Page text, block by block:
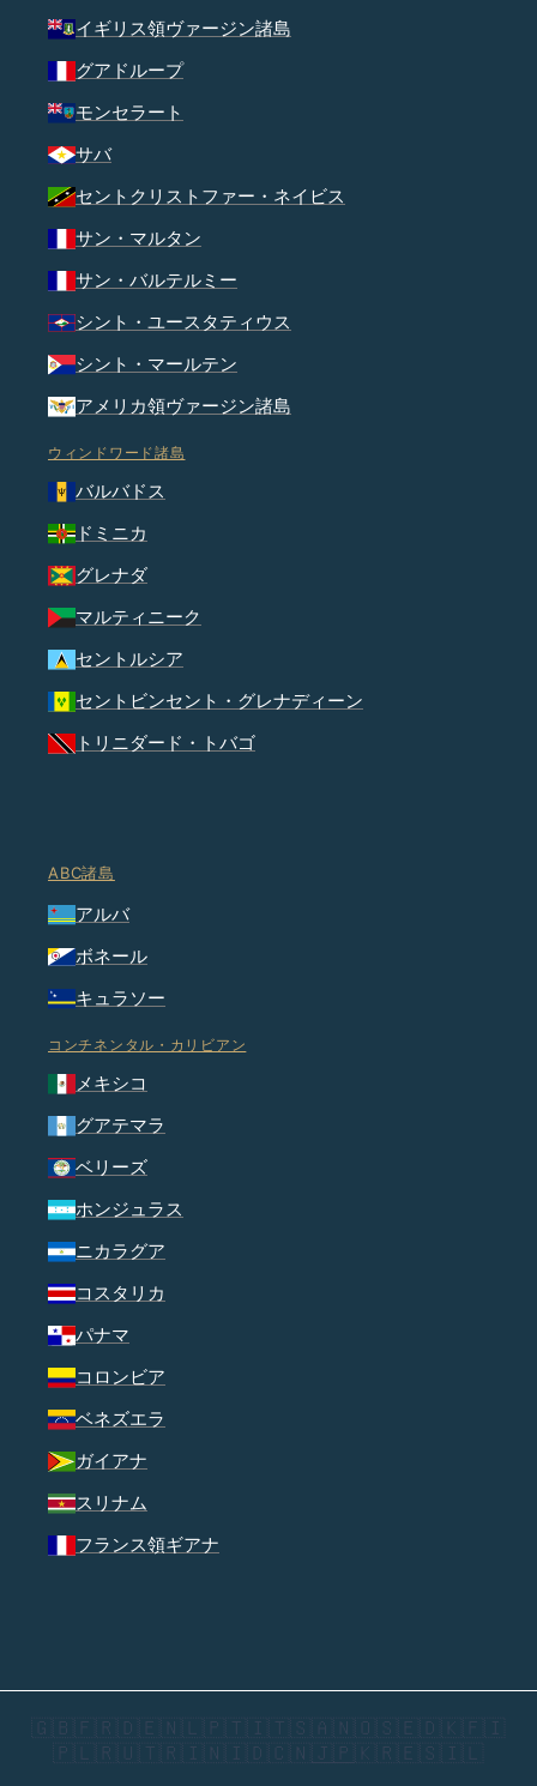
イギリス領ヴァージン諸島
グアドループ
モンセラート
サバ
セントクリストファー・ネイビス
サン・マルタン
サン・バルテルミー
シント・ユースタティウス
シント・マールテン
アメリカ領ヴァージン諸島
ウィンドワード諸島
バルバドス
ドミニカ
グレナダ
マルティニーク
セントルシア
セントビンセント・グレナディーン
トリニダード・トバゴ
ABC諸島
アルバ
ボネール
キュラソー
コンチネンタル・カリビアン
メキシコ
グアテマラ
ベリーズ
ホンジュラス
ニカラグア
コスタリカ
パナマ
コロンビア
ベネズエラ
ガイアナ
スリナム
フランス領ギアナ
🇬🇧 🇫🇷 🇩🇪 🇳🇱 🇵🇹 🇮🇹 🇸🇦 🇳🇴 🇸🇪 🇩🇰 🇫🇮
🇵🇱 🇷🇺 🇹🇷 🇮🇳 🇮🇩 🇨🇳 🇯🇵 🇰🇷 🇪🇸 🇮🇱